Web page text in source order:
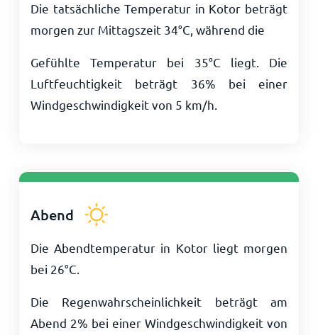
Die tatsächliche Temperatur in Kotor beträgt
morgen zur Mittagszeit 34°C , während die
Gefühlte Temperatur bei 35°C liegt. Die
Luftfeuchtigkeit beträgt 36% bei einer
Windgeschwindigkeit von 5 km/h
Abend
Die Abendtemperatur in Kotor liegt morgen
bei 26°C
Die Regenwahrscheinlichkeit beträgt am
Abend 2% bei einer Windgeschwindigkeit von